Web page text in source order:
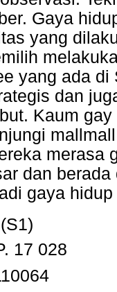
Gaya
yang
yang ada
dan
Kaum
merasa
dan
gaya
17 028